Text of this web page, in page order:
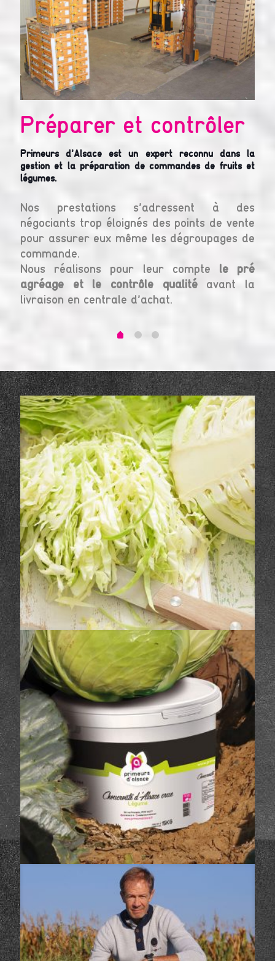
Préparer et contrôler
Primeurs d’Alsace est un expert reconnu dans la
gestion et la préparation de commandes de fruits et
légumes.
Nos prestations s’adressent à des
négociants trop éloignés des points de vente
pour assurer eux même les dégroupages de
commande.
Nous réalisons pour leur compte le pré
agréage et le contrôle qualitéavant la
livraison en centrale d’achat.